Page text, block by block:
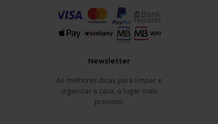
Newsletter
As melhores dicas para limpar e
organizar a casa, o lugar mais
precioso.